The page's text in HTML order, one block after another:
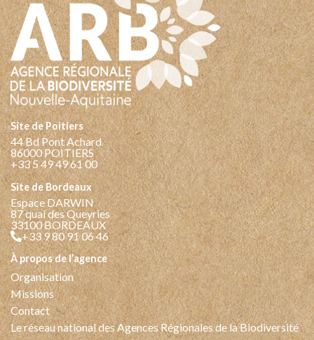
Site de Poitiers
44 Bd Pont Achard
86000 POITIERS
+33 5 49 49 61 00
Site de Bordeaux
Espace DARWIN
87 quai des Queyries
33100 BORDEAUX
+33 9 80 91 06 46
à propos de l’agence
Organisation
Missions
Contact
Le réseau national des Agences Régionales de la Biodiversité